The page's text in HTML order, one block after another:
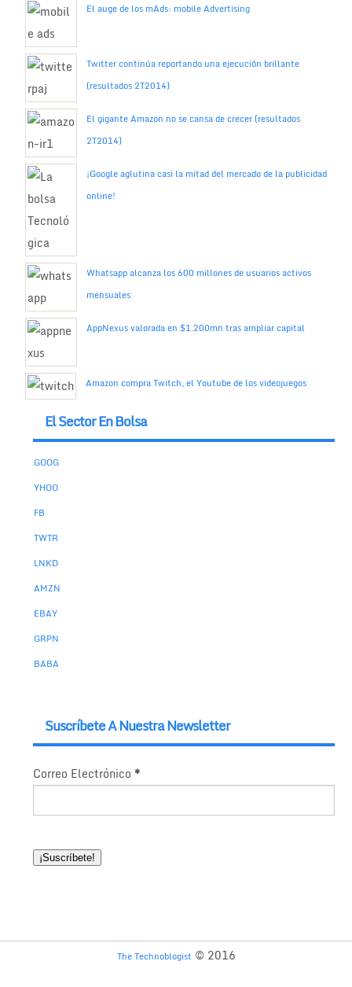
El auge de los mAds: mobile Advertising
Twitter continúa reportando una ejecución brillante
(resultados 2T2014)
El gigante Amazon no se cansa de crecer (resultados
2T2014)
¡Google aglutina casi la mitad del mercado de la publicidad
online!
Whatsapp alcanza los 600 millones de usuarios activos
mensuales
AppNexus valorada en $1.200mn tras ampliar capital
Amazon compra Twitch, el Youtube de los videojuegos
El Sector En Bolsa
GOOG
YHOO
FB
TWTR
LNKD
AMZN
EBAY
GRPN
BABA
Suscríbete A Nuestra Newsletter
Correo Electrónico *
The Technoblogist © 2016